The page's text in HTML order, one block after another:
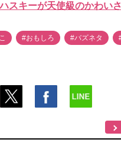
スキーが天使級のかわい
#おもしろ #バズネタ